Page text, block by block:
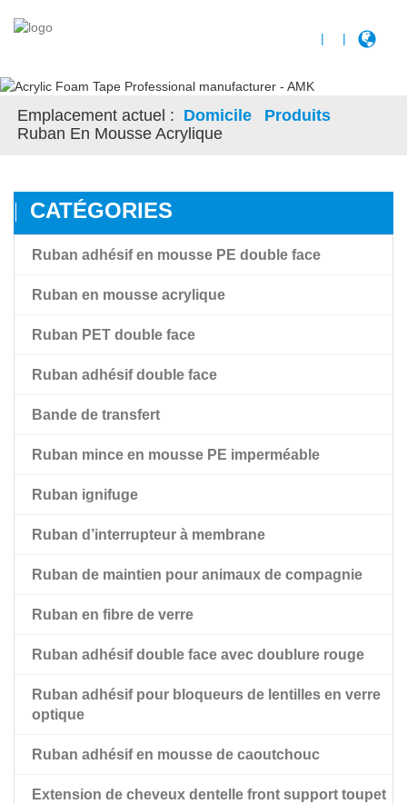
| |
Emplacement actuel : Domicile
Produits
Ruban En Mousse Acrylique
CATÉGORIES
Ruban adhésif en mousse PE double face
Ruban en mousse acrylique
Ruban en mousse acrylique
Ruban en mousse acrylique à haute adhérence Amk
Ruban PET double face
Ruban adhésif transparent double face pour film PET
Ruban adhésif noir double face pour animaux de
compagnie avec doublure rouge
Ruban adhésif double face
Bande de transfert
Ruban mince en mousse PE imperméable
Ruban ignifuge
Ruban d’interrupteur à membrane
Ruban de maintien pour animaux de compagnie
Ruban en fibre de verre
Ruban adhésif double face avec doublure rouge
Ruban adhésif pour bloqueurs de lentilles en verre
optique
Ruban adhésif en mousse de caoutchouc
Extension de cheveux dentelle front support toupet